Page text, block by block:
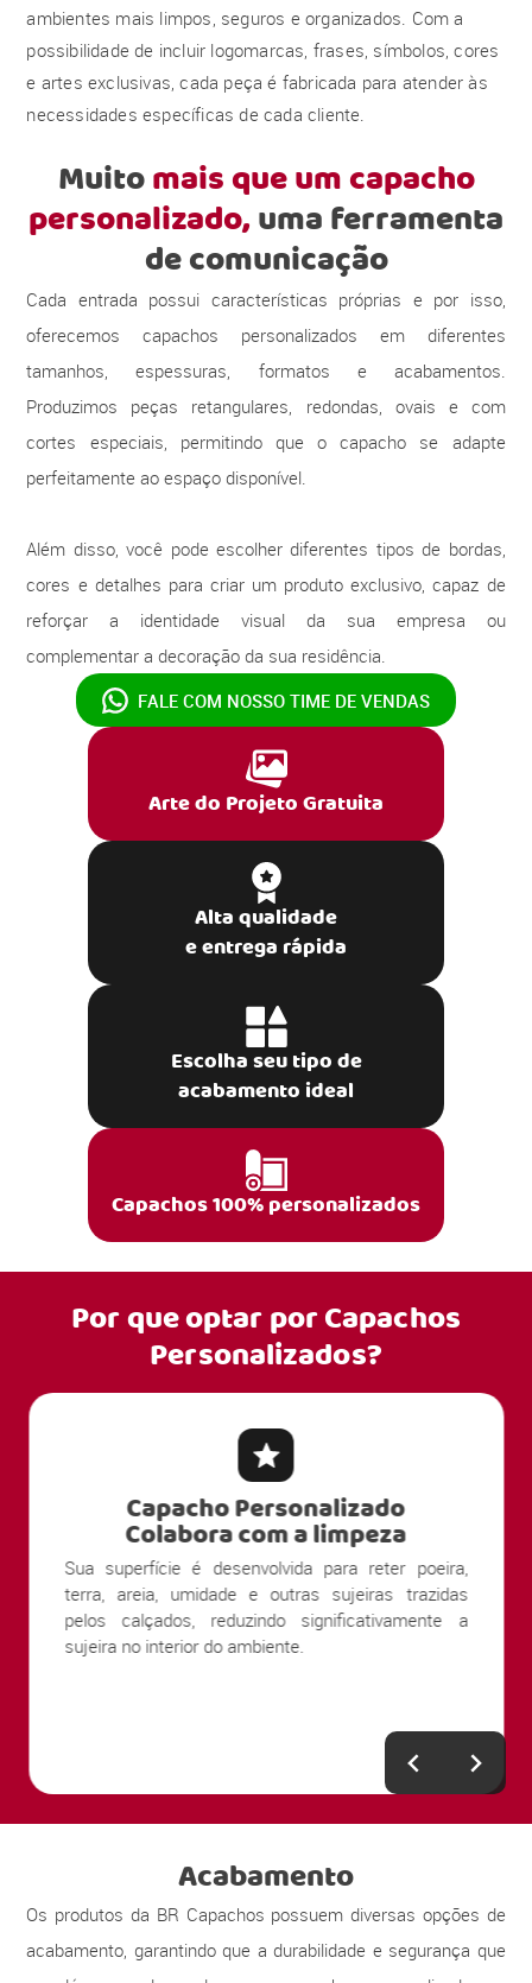
ambientes mais limpos, seguros e organizados. Com a
possibilidade de incluir logomarcas, frases, símbolos, cores
e artes exclusivas, cada peça é fabricada para atender às
necessidades específicas de cada cliente.
Muitomais que um capacho
personalizado,uma ferramenta
de comunicação
Cada entrada possui características próprias e por isso,
oferecemos capachos personalizados em diferentes
tamanhos, espessuras, formatos e acabamentos.
Produzimos peças retangulares, redondas, ovais e com
cortes especiais, permitindo que o capacho se adapte
perfeitamente ao espaço disponível.
Além disso, você pode escolher diferentes tipos de bordas,
cores e detalhes para criar um produto exclusivo, capaz de
reforçar a identidade visual da sua empresa ou
complementar a decoração da sua residência.
FALE COM NOSSO TIME DE VENDAS
Arte do Projeto Gratuita
Alta qualidade
e entrega rápida
Escolha seu tipo de
acabamento ideal
Capachos 100% personalizados
Por que optar porCapachos
Personalizados?
Capacho Personalizado
Colabora com a limpeza
Sua superfície é desenvolvida para reter poeira,
terra, areia, umidade e outras sujeiras trazidas
pelos calçados, reduzindo significativamente a
sujeira no interior do ambiente.
Acabamento
Os produtos da BR Capachos possuem diversas opções de
acabamento, garantindo que a durabilidade e segurança que